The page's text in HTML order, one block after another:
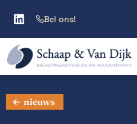
Bel ons!

nieuws